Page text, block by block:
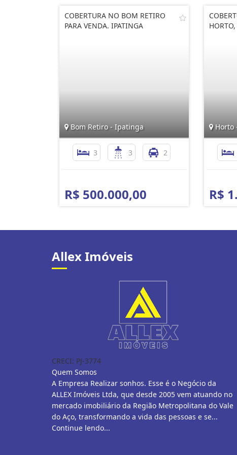
COBERTURA NO BOM RETIRO
PARA VENDA. IPATINGA
Bom Retiro - Ipatinga
3 3 2
R$ 500.000,00
Horto
R$
Allex Imóveis
CRECI: PJ-3774
Quem Somos
A Empresa Realizar sonhos. Esse é o Negócio da
ALLEX Imóveis Ltda, que desde 2005 vem atuando no
mercado imobiliário da Região Metropolitana do Vale
do Aço, transformando a vida das pessoas e se...
Continue lendo...